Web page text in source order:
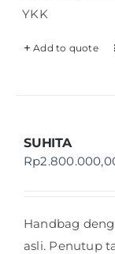
YKK
Add to quote
SUHITA
Rp
Handbag
asli. Penutup